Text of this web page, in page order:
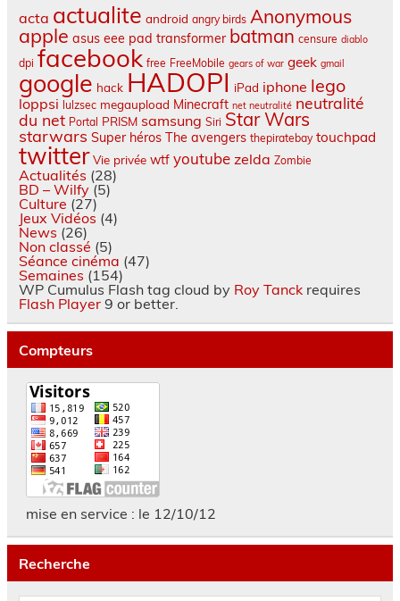
acta actualite android angry birds Anonymous
apple asus eee pad transformer batman censure diablo
dpi facebook free FreeMobile gears of war geek gmail
google hack HADOPI iPad iphone lego
loppsi lulzsec megaupload Minecraft net neutralité neutralité
du net Portal PRISM samsung Siri Star Wars
starwars Super héros The avengers thepiratebay touchpad
twitter Vie privée wtf youtube zelda Zombie
Actualités (28)
BD – Wilfy(5)
Culture (27)
Jeux Vidéos (4)
News (26)
Non classé (5)
Séance cinéma (47)
Semaines (154)
WP Cumulus Flash tag cloud by Roy Tanckrequires
Flash Player9 or better.
Compteurs
mise en service : le 12/10/12
Recherche